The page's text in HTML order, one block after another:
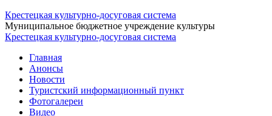
Крестецкая культурно-досуговая система
Муниципальное бюджетное учреждение культуры
Крестецкая культурно-досуговая система
Главная
Анонсы
Новости
Туристский информационный пункт
Фотогалереи
Видео